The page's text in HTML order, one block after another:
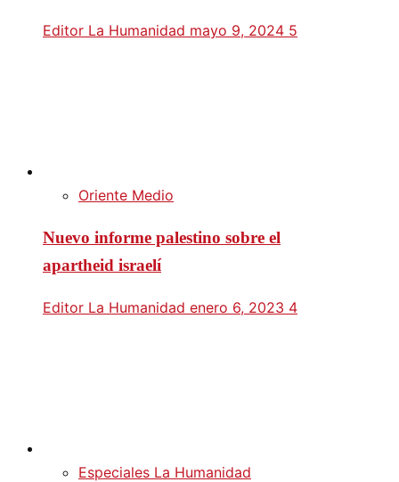
Editor La Humanidad mayo 9, 2024 5
Oriente Medio
Nuevo informe palestino sobre el
apartheid israelí
Editor La Humanidad enero 6, 2023 4
Especiales La Humanidad